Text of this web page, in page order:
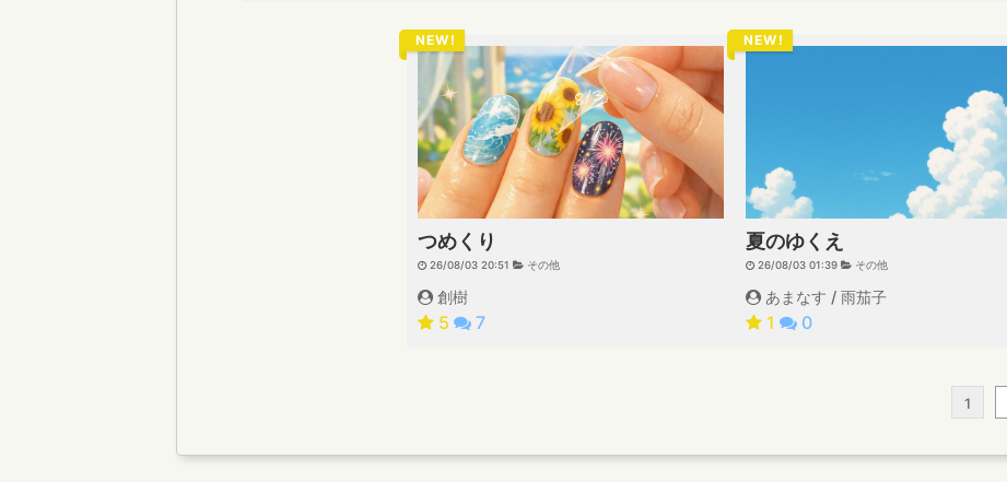
NEW!
つめくり
26/08/03 20:51 その他
創樹
5 7
NEW!
夏のゆくえ
26/08/03 01:39 その他
あまなす / 雨茄子
1 0
1